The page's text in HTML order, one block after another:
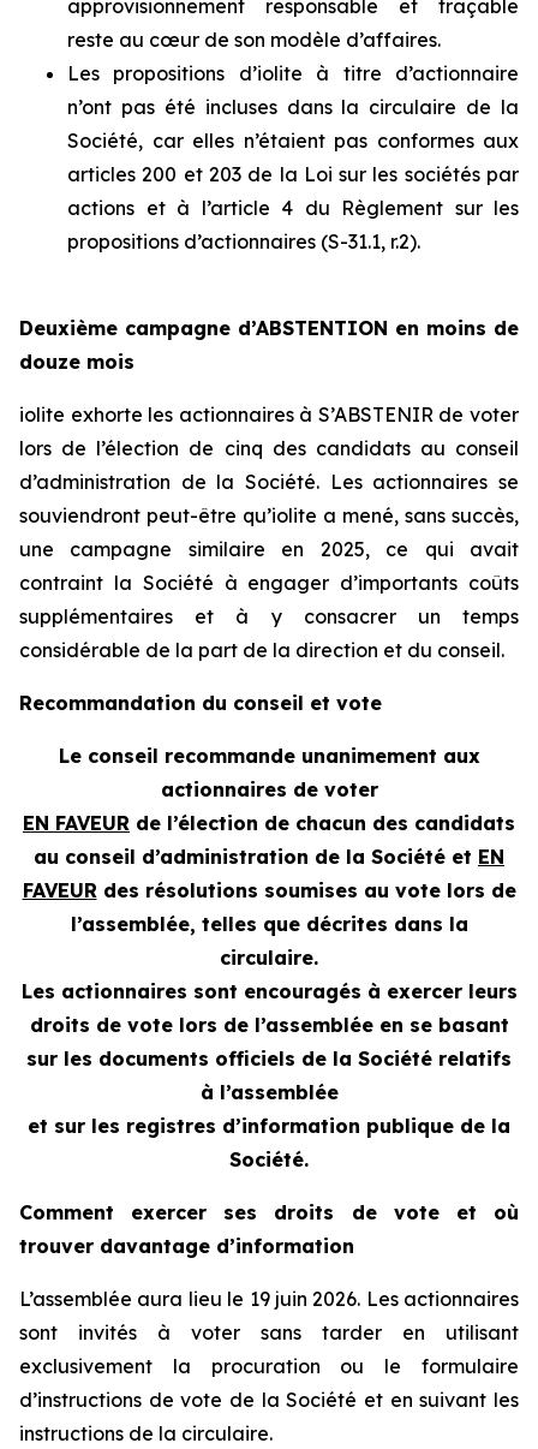
approvisionnement responsable et traçable
reste au cœur de son modèle d’affaires.
Les propositions d’iolite à titre d’actionnaire
n’ont pas été incluses dans la circulaire de la
Société, car elles n’étaient pas conformes aux
articles 200 et 203 de la Loi sur les sociétés par
actions et à l’article 4 du Règlement sur les
propositions d’actionnaires (S-31.1, r.2).
Deuxième campagne d’ABSTENTION en moins de
douze mois
iolite exhorte les actionnaires à S’ABSTENIR de voter
lors de l’élection de cinq des candidats au conseil
d’administration de la Société. Les actionnaires se
souviendront peut-être qu’iolite a mené, sans succès,
une campagne similaire en 2025, ce qui avait
contraint la Société à engager d’importants coûts
supplémentaires et à y consacrer un temps
considérable de la part de la direction et du conseil.
Recommandation du conseil et vote
Le conseil recommande unanimement aux
actionnaires de voter
EN FAVEUR de l’élection de chacun des candidats
au conseil d’administration de la Société et EN
FAVEURdes résolutions soumises au vote lors de
l’assemblée, telles que décrites dans la
circulaire.
Les actionnaires sont encouragés à exercer leurs
droits de vote lors de l’assemblée en se basant
sur les documents officiels de la Société relatifs
à l’assemblée
et sur les registres d’information publique de la
Société.
Comment exercer ses droits de vote et où
trouver davantage d’information
L’assemblée aura lieu le 19 juin 2026. Les actionnaires
sont invités à voter sans tarder en utilisant
exclusivement la procuration ou le formulaire
d’instructions de vote de la Société et en suivant les
instructions de la circulaire.